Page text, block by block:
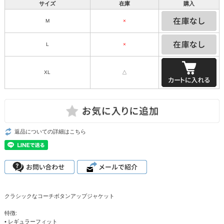
サイズ 在庫 購入
M ×
L ×
XL △
返品についての詳細はこちら
クラシックなコーチボタンアップジャケット
特徴:
• レギュラーフィット